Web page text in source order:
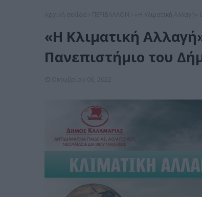
«Η Κλιματική
Πανεπιστήμιο του